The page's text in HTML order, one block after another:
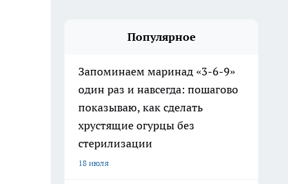
Популярное
Запоминаем маринад «3-6-9»
один раз и навсегда: пошагово
показываю, как сделать
хрустящие огурцы без
стерилизации
18 июля